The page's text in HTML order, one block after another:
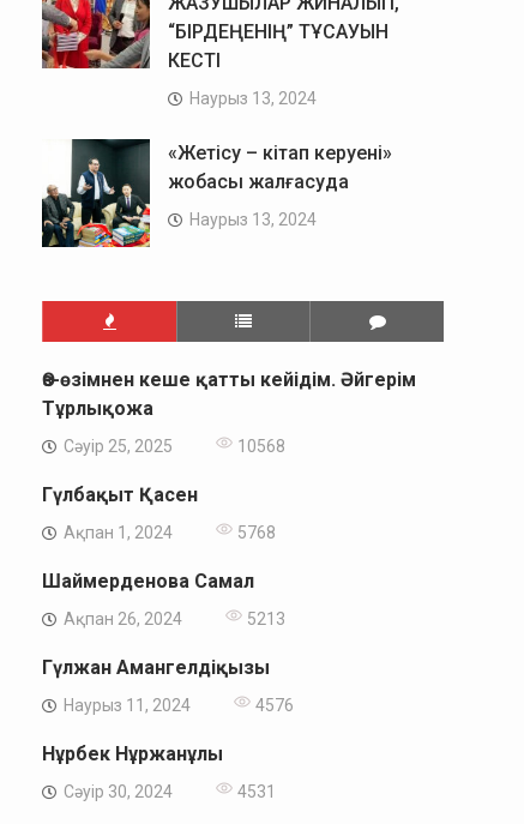
“БІРДЕҢЕНІҢ” ТҰСАУЫН
КЕСТІ
Наурыз 13, 2024
«Жетісу – кітап керуені»
жобасы жалғасуда
Наурыз 13, 2024
Өз-өзімнен кеше қатты кейідім. Әйгерім
Тұрлықожа
Сәуір 25, 2025 10568
Гүлбақыт Қасен
Ақпан 1, 2024 5768
Шаймерденова Самал
Ақпан 26, 2024 5213
Гүлжан Амангелдіқызы
Наурыз 11, 2024 4576
Нұрбек Нұржанұлы
Сәуір 30, 2024 4531